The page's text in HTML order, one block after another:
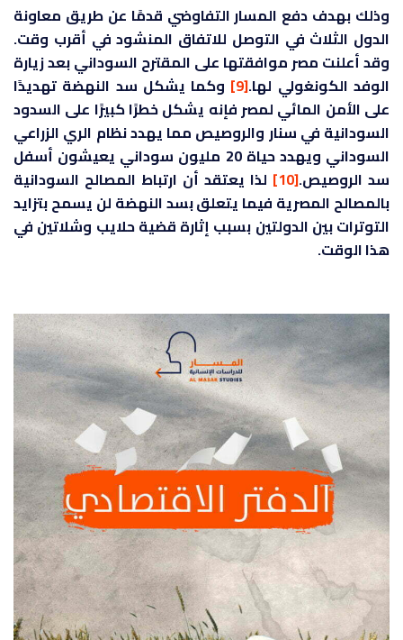
وذلك بهدف دفع المسار التفاوضي قدمًا عن طريق معاونة
الدول الثلاث في التوصل للاتفاق المنشود في أقرب وقت.
وقد أعلنت مصر موافقتها على المقترح السوداني بعد زيارة
الوفد الكونغولي لها.[9]
وكما يشكل سد النهضة تهديدًا
على الأمن المائي لمصر فإنه يشكل خطرًا كبيرًا على السدود
السودانية في سنار والروصيص مما يهدد نظام الري الزراعي
السوداني ويهدد حياة 20 مليون سوداني يعيشون أسفل
سد الروصيص.[10]
لذا يعتقد أن ارتباط المصالح السودانية
بالمصالح المصرية فيما يتعلق بسد النهضة لن يسمح بتزايد
التوترات بين الدولتين بسبب إثارة قضية حلايب وشلاتين في
هذا الوقت.